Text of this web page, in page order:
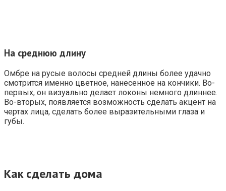
На среднюю длину
Омбре на русые волосы средней длины более удачно
смотрится именно цветное, нанесенное на кончики. Во-
первых, он визуально делает локоны немного длиннее.
Во-вторых, появляется возможность сделать акцент на
чертах лица, сделать более выразительными глаза и
губы.
Как сделать дома